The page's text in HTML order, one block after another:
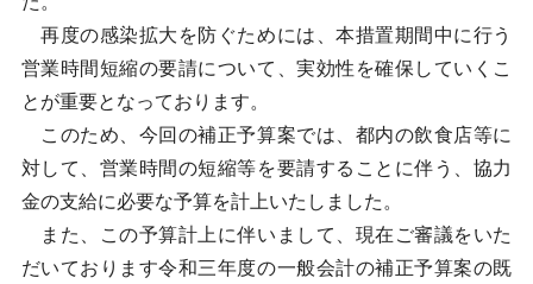
再度の感染拡大を防ぐためには、本措置期間中に行う
営業時間短縮の要請について、実効性を確保していくこ
とが重要となっております。
このため、今回の補正予算案では、都内の飲食店等に
対して、営業時間の短縮等を要請することに伴う、協力
金の支給に必要な予算を計上いたしました。
また、この予算計上に伴いまして、現在ご審議をいた
だいております令和三年度の一般会計の補正予算案の既